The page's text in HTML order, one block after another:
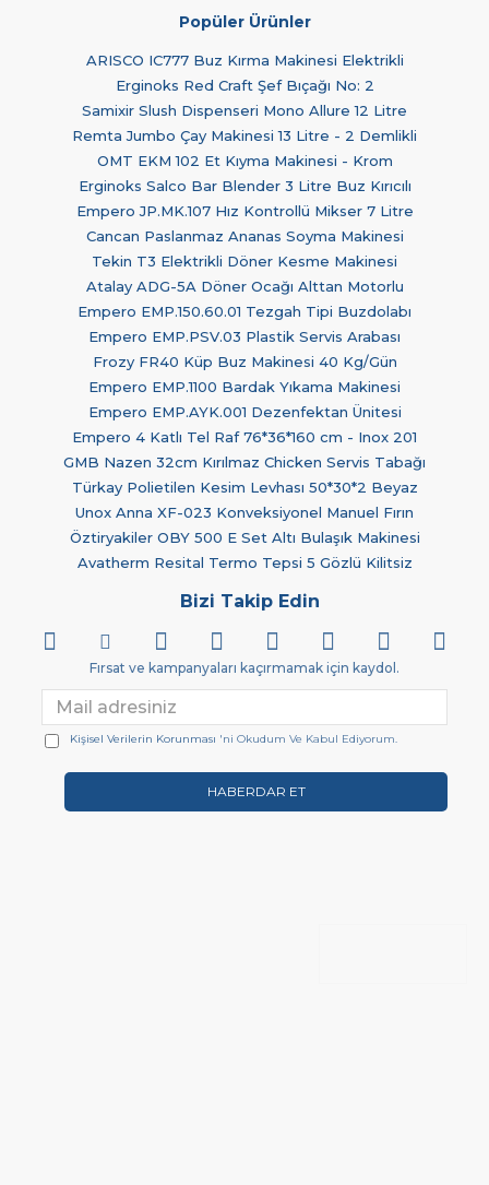
Popüler Ürünler
ARISCO IC777 Buz Kırma Makinesi Elektrikli
Erginoks Red Craft Şef Bıçağı No: 2
Samixir Slush Dispenseri Mono Allure 12 Litre
Remta Jumbo Çay Makinesi 13 Litre - 2 Demlikli
OMT EKM 102 Et Kıyma Makinesi - Krom
Erginoks Salco Bar Blender 3 Litre Buz Kırıcılı
Empero JP.MK.107 Hız Kontrollü Mikser 7 Litre
Cancan Paslanmaz Ananas Soyma Makinesi
Tekin T3 Elektrikli Döner Kesme Makinesi
Atalay ADG-5A Döner Ocağı Alttan Motorlu
Empero EMP.150.60.01 Tezgah Tipi Buzdolabı
Empero EMP.PSV.03 Plastik Servis Arabası
Frozy FR40 Küp Buz Makinesi 40 Kg/Gün
Empero EMP.1100 Bardak Yıkama Makinesi
Empero EMP.AYK.001 Dezenfektan Ünitesi
Empero 4 Katlı Tel Raf 76*36*160 cm - Inox 201
GMB Nazen 32cm Kırılmaz Chicken Servis Tabağı
Türkay Polietilen Kesim Levhası 50*30*2 Beyaz
Unox Anna XF-023 Konveksiyonel Manuel Fırın
Öztiryakiler OBY 500 E Set Altı Bulaşık Makinesi
Avatherm Resital Termo Tepsi 5 Gözlü Kilitsiz
Bizi Takip Edin
Fırsat ve kampanyaları kaçırmamak için kaydol.
HABERDAR ET
Kişisel Verilerin Korunması 'ni Okudum Ve Kabul Ediyorum.